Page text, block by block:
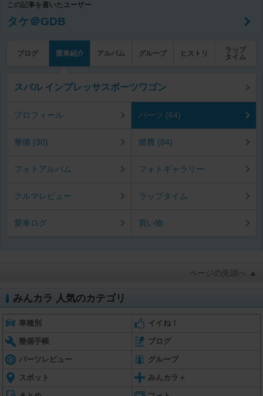
この記事を書いたユーザー
タケ＠GDB
ブログ 愛車紹介 アルバム グループ ヒストリ
ラップ
タイム
スバル インプレッサスポーツワゴン
プロフィール パーツ (64)
整備 (30) 燃費 (84)
フォトアルバム フォトギャラリー
クルマレビュー ラップタイム
愛車ログ 買い物
ページの先頭へ ▲
みんカラ 人気のカテゴリ
車種別 イイね！
整備手帳 ブログ
パーツレビュー グループ
スポット みんカラ＋